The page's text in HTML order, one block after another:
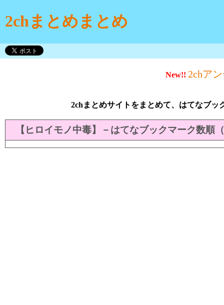
2chまとめまとめ
New!! 2chア
2chまとめサイトをまとめて、はてなブッ
【ヒロイモノ中毒】－はてなブックマーク数順